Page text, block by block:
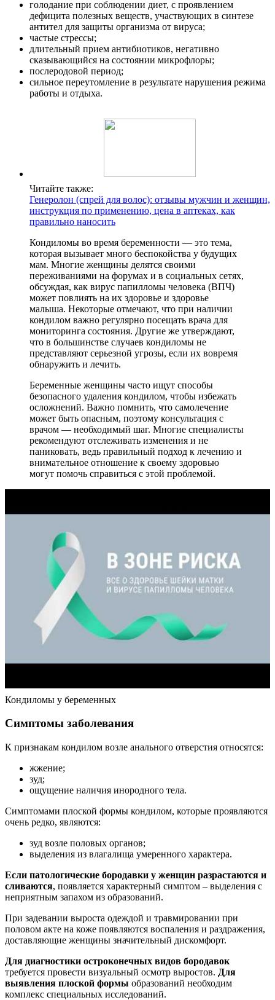
голодание при соблюдении диет, с проявлением
дефицита полезных веществ, участвующих в синтезе
антител для защиты организма от вируса;
частые стрессы;
длительный прием антибиотиков, негативно
сказывающийся на состоянии микрофлоры;
послеродовой период;
сильное переутомление в результате нарушения режима
работы и отдыха.
Читайте также:
Генеролон (спрей для волос): отзывы мужчин и женщин,
инструкция по применению, цена в аптеках, как
правильно наносить
Кондиломы во время беременности — это тема,
которая вызывает много беспокойства у будущих
мам. Многие женщины делятся своими
переживаниями на форумах и в социальных сетях,
обсуждая, как вирус папилломы человека (ВПЧ)
может повлиять на их здоровье и здоровье
малыша. Некоторые отмечают, что при наличии
кондилом важно регулярно посещать врача для
мониторинга состояния. Другие же утверждают,
что в большинстве случаев кондиломы не
представляют серьезной угрозы, если их вовремя
обнаружить и лечить.
Беременные женщины часто ищут способы
безопасного удаления кондилом, чтобы избежать
осложнений. Важно помнить, что самолечение
может быть опасным, поэтому консультация с
врачом — необходимый шаг. Многие специалисты
рекомендуют отслеживать изменения и не
паниковать, ведь правильный подход к лечению и
внимательное отношение к своему здоровью
могут помочь справиться с этой проблемой.
Кондиломы у беременных
Симптомы заболевания
К признакам кондилом возле анального отверстия относятся:
жжение;
зуд;
ощущение наличия инородного тела.
Симптомами плоской формы кондилом, которые проявляются
очень редко, являются:
зуд возле половых органов;
выделения из влагалища умеренного характера.
Если патологические бородавки у женщин разрастаются и
сливаются, появляется характерный симптом – выделения с
неприятным запахом из образований.
При задевании выроста одеждой и травмировании при
половом акте на коже появляются воспаления и раздражения,
доставляющие женщины значительный дискомфорт.
Для диагностики остроконечных видов бородавок
требуется провести визуальный осмотр выростов. Для
выявления плоской формы образований необходим
комплекс специальных исследований.